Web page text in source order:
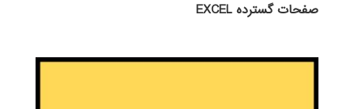
صفحات گسترده EXCEL